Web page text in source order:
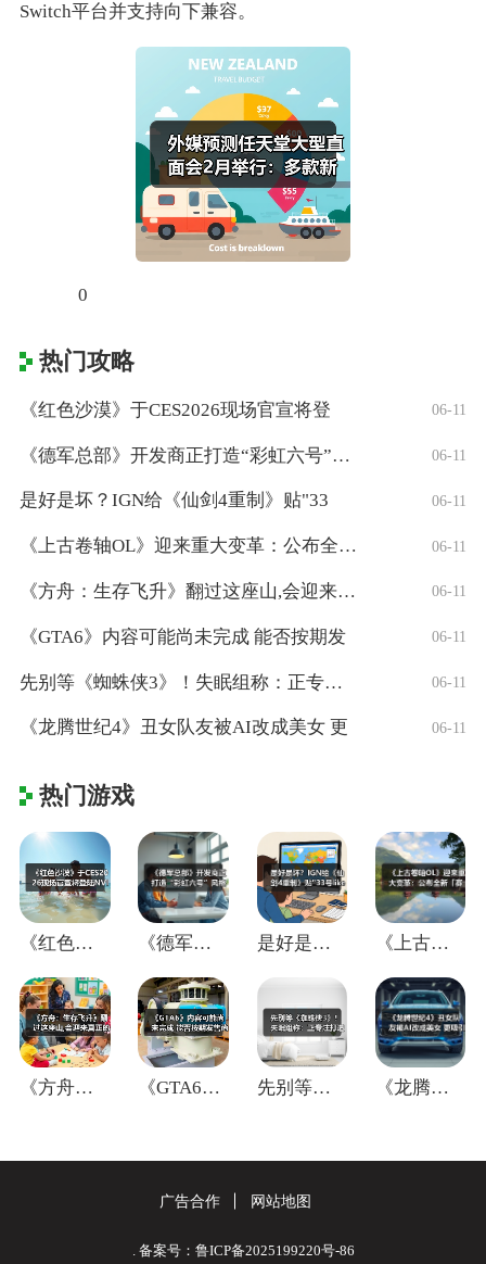
Switch平台并支持向下兼容。
0
热门攻略
《红色沙漠》于CES2026现场官宣将登 06-11
《德军总部》开发商正打造“彩虹六号”风格 06-11
是好是坏？IGN给《仙剑4重制》贴"33 06-11
《上古卷轴OL》迎来重大变革：公布全新「 06-11
《方舟：生存飞升》翻过这座山,会迎来真正 06-11
《GTA6》内容可能尚未完成 能否按期发 06-11
先别等《蜘蛛侠3》！失眠组称：正专注打造 06-11
《龙腾世纪4》丑女队友被AI改成美女 更 06-11
热门游戏
《红色沙漠》于CES2026现场官宣将登 《德军总部》开发商正打造“彩虹六号”风格 是好是坏？IGN给《仙剑4重制》贴"33 《上古卷轴OL》迎来重大变革：公布全新「
《方舟：生存飞升》翻过这座山,会迎来真正 《GTA6》内容可能尚未完成 能否按期发 先别等《蜘蛛侠3》！失眠组称：正专注打造 《龙腾世纪4》丑女队友被AI改成美女 更
广告合作 网站地图
. 备案号：鲁ICP备2025199220号-86